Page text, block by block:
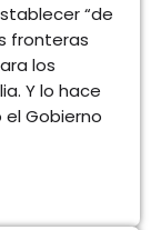
“de
fronteras
los
Y lo hace
Gobierno